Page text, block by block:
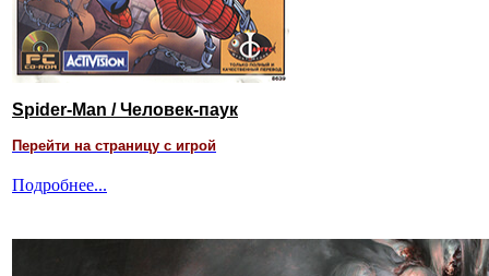
Spider-Man / Человек-паук
Перейти на страницу с игрой
Подробнее...